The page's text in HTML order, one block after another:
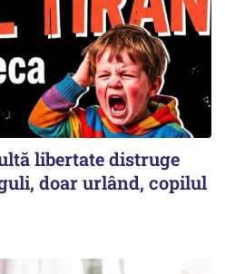
libertate distruge
doar urlând, copilul